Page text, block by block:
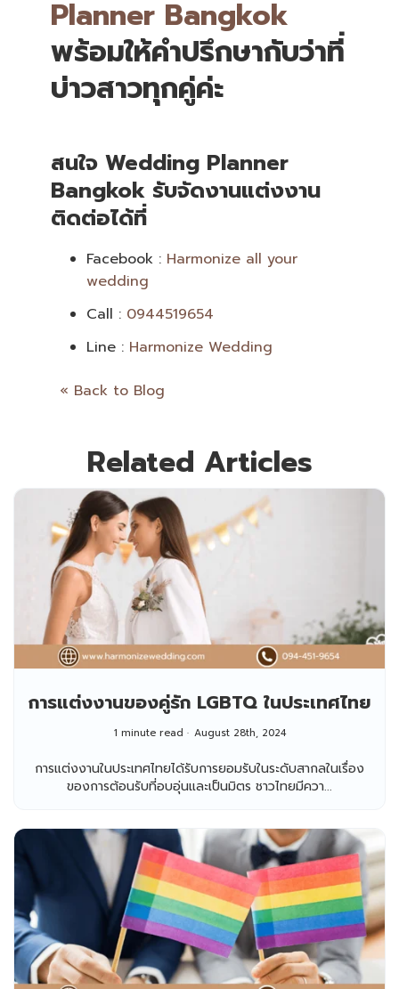
Planner Bangkok
พร้อมให้คำปรึกษากับว่าที่
บ่าวสาวทุกคู่ค่ะ
สนใจ Wedding Planner
Bangkok รับจัดงานแต่งงาน
ติดต่อได้ที่
Facebook : Harmonize all your
wedding
Call : 0944519654
Line : Harmonize Wedding
« Back to Blog
Related Articles
การแต่งงานของคู่รัก LGBTQ ในประเทศไทย
1 minute read August 28th, 2024
การแต่งงานในประเทศไทยได้รับการยอมรับในระดับสากลในเรื่อง
ของการต้อนรับที่อบอุ่นและเป็นมิตร ชาวไทยมีควา...